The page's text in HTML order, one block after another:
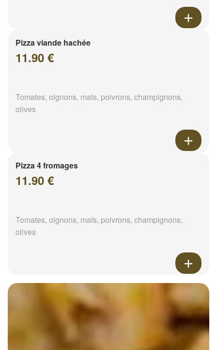
Pizza viande hachée
11.90 €
Tomates, oignons, maïs, poivrons, champignons,
olives
Pizza 4 fromages
11.90 €
Tomates, oignons, maïs, poivrons, champignons,
olives